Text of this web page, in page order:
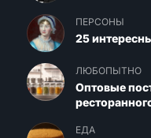
ПЕРСОНЫ
25
ЛЮБОПЫТНО
Оптовые
ЕДА